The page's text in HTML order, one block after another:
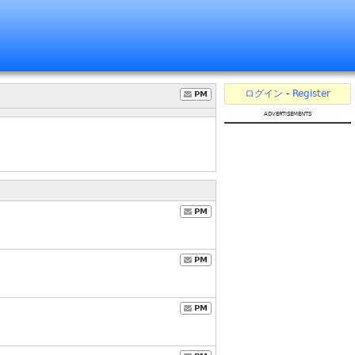
PM
PM
PM
PM
ログイン - Register
advertisements